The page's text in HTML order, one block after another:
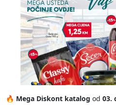
🔥 Mega Diskont katalog od 03.